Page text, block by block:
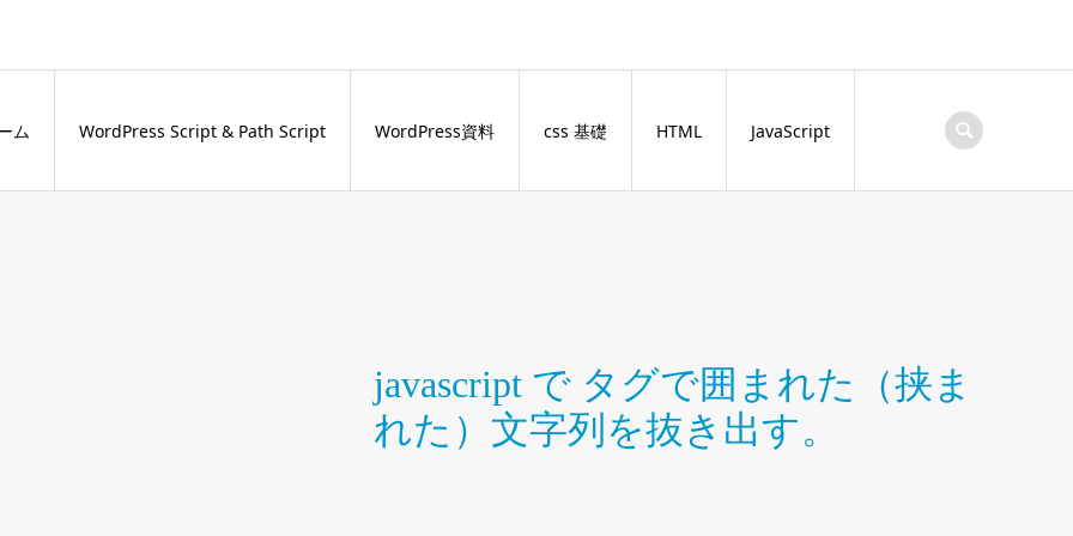
ム WordPress Script & Path Script WordPress資料 css 基礎 HTML JavaScript
javascript で タグで囲まれた（挟ま
れた）文字列を抜き出す。